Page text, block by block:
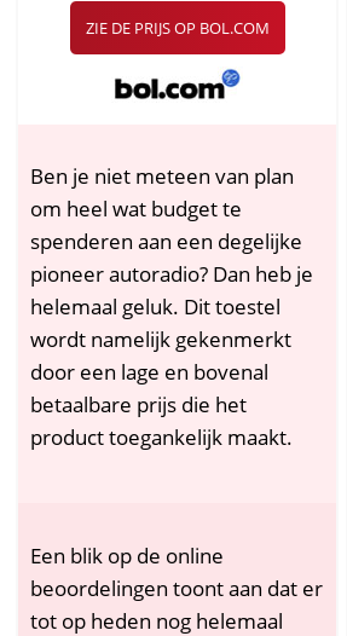
ZIE DE PRIJS OP BOL.COM
Ben je niet meteen van plan
om heel wat budget te
spenderen aan een degelijke
pioneer autoradio? Dan heb je
helemaal geluk. Dit toestel
wordt namelijk gekenmerkt
door een lage en bovenal
betaalbare prijs die het
product toegankelijk maakt.
Een blik op de online
beoordelingen toont aan dat er
tot op heden nog helemaal